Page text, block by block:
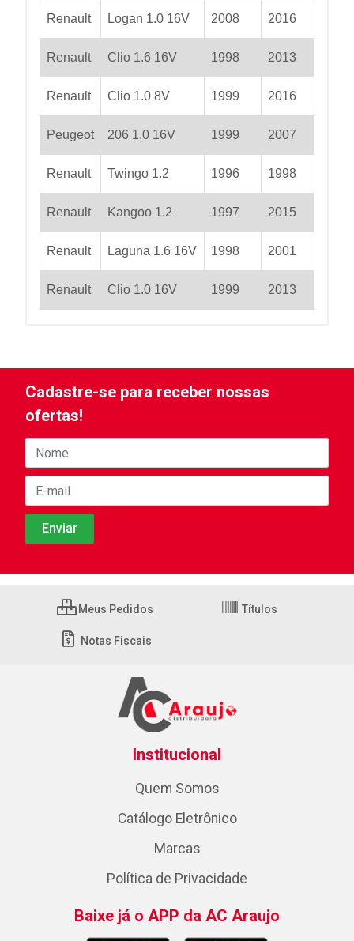
Renault Logan 1.0 16V 2008 2016
Renault Clio 1.6 16V 1998 2013
Renault Clio 1.0 8V 1999 2016
Peugeot 206 1.0 16V 1999 2007
Renault Twingo 1.2 1996 1998
Renault Kangoo 1.2 1997 2015
Renault Laguna 1.6 16V 1998 2001
Renault Clio 1.0 16V 1999 2013
Cadastre-se para receber nossas
ofertas!
Meus Pedidos Títulos
Notas Fiscais
Institucional
Quem Somos
Catálogo Eletrônico
Marcas
Política de Privacidade
Baixe já o APP da AC Araujo